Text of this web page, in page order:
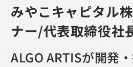
みやこキャピタル
ナー/代表取締役社
ALGO ARTISが開発